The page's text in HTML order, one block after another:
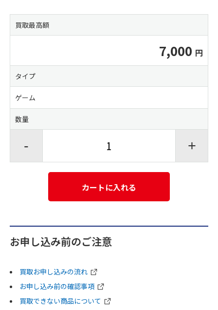
買取最高額
7,000
タイプ
ゲーム
数量
- +
カートに入れる
お申し込み前のご注意
買取お申し込みの流れ
お申し込み前の確認事項
買取できない商品について